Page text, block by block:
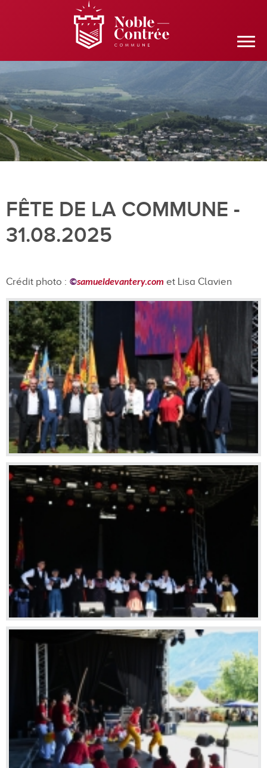
FÊTE DE LA COMMUNE -
31.08.2025
Crédit photo : ©samueldevantery.com et Lisa Clavien